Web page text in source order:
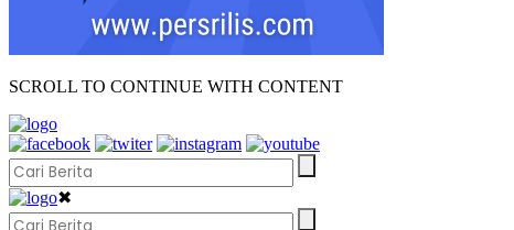
SCROLL TO CONTINUE WITH CONTENT
✖